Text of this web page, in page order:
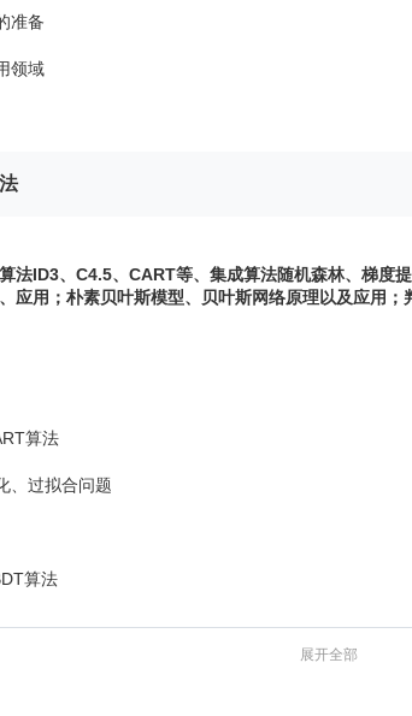
建议
验建议采用Anaconda或
按照课程首页大纲的内容，根据课程内容的顺序，每周结合
念和算法。在此基础上，完成每单元的实验，并可以进一步
迎在课程讨论区讨论。
准备
领域
法ID3、C4.5、CART等、集成算法随机森林、梯度
应用；朴素贝叶斯模型、贝叶斯网络原理以及应用；
算法
、过拟合问题
算法
展开全部